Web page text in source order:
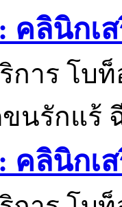
คลินิกเ
าร โบ
นรักแร้
คลินิกเ